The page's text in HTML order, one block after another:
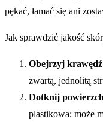
pękać, łamać się ani
Jak sprawdzić jakość
Obejrzyj krawędź
zwartą, jednolitą
Dotknij
plastikowa; może